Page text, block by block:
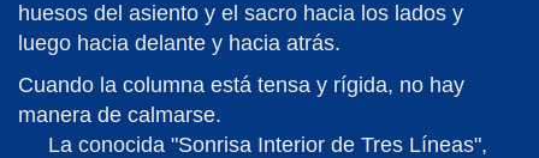
huesos del asiento y el sacro hacia los lados y
luego hacia delante y hacia atrás.
Cuando la columna está tensa y rígida, no hay
manera de calmarse.
La conocida "Sonrisa Interior de Tres Líneas",